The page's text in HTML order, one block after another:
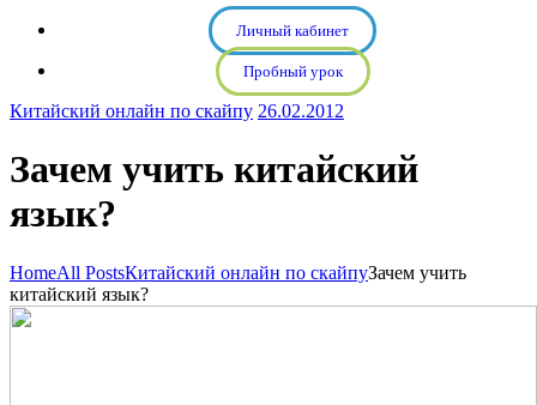
Личный кабинет
Пробный урок
Китайский онлайн по скайпу 26.02.2012
Зачем учить китайский
язык?
HomeAll PostsКитайский онлайн по скайпуЗачем учить
китайский язык?